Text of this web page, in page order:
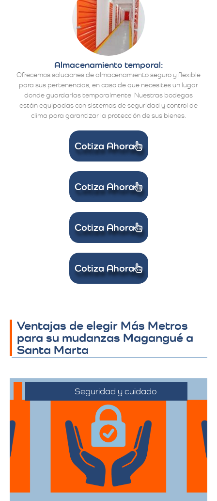
Almacenamiento temporal:
Ofrecemos soluciones de almacenamiento seguro y flexible
para sus pertenencias, en caso de que necesites un lugar
donde guardarlas temporalmente. Nuestras bodegas
están equipadas con sistemas de seguridad y control de
clima para garantizar la protección de sus bienes.
Cotiza Ahora
Cotiza Ahora
Cotiza Ahora
Cotiza Ahora
Ventajas de elegir Más Metros
para su mudanzas Magangué a
Santa Marta
Seguridad y cuidado
Nos comprometemos a manejar sus
pertenencias con el máximo cuidado,
desde el embalaje hasta la entrega final.